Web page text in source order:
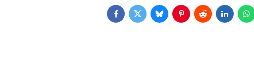
FacebookTwitterBlueskyPinterestReddit